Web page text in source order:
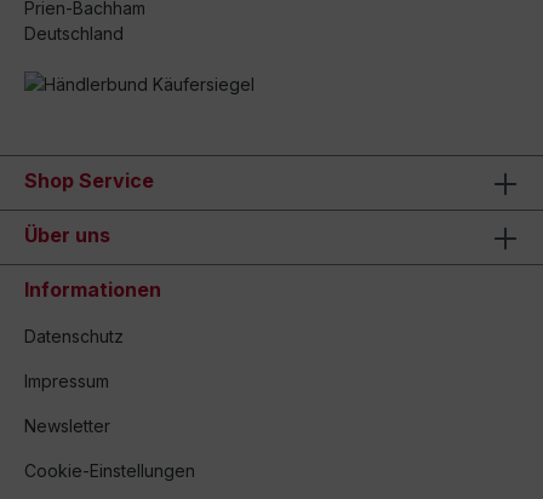
Prien-Bachham
Deutschland
Shop Service
Über uns
Informationen
Datenschutz
Impressum
Newsletter
Cookie-Einstellungen